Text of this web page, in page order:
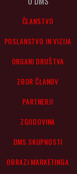
ČLANSTVO
POSLANSTVO IN VIZIJA
ORGANI DRUŠTVA
ZBOR ČLANOV
PARTNERJI
ZGODOVINA
DMS SKUPNOSTI
OBRAZI MARKETINGA